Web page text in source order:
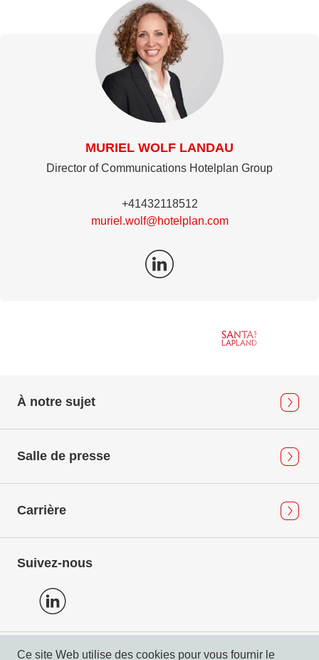
MURIEL WOLF LANDAU
Director of Communications Hotelplan Group
+41432118512
muriel.wolf@hotelplan.com
À notre sujet
Salle de presse
Carrière
Suivez-nous
Protection des données
Ce site Web utilise des cookies pour vous fournir le